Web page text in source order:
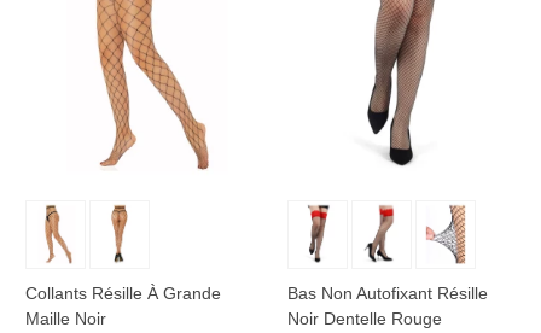
Collants Résille À Grande
Maille Noir
Bas Non Autofixant Résille
Noir Dentelle Rouge